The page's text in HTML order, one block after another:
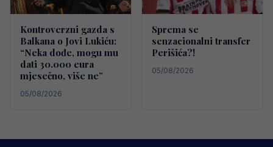
Kontroverzni gazda s
Balkana o Jovi Lukiću:
“Neka dođe, mogu mu
dati 30.000 eura
mjesečno, više ne”
05/08/2026
Sprema se
senzacionalni transfer
Perišića?!
05/08/2026